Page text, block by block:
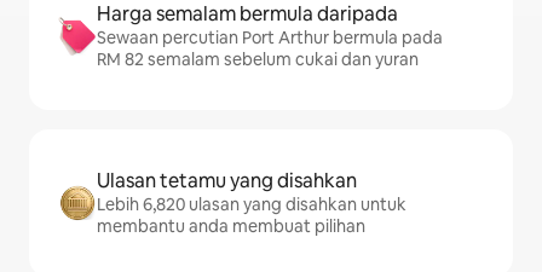
Harga semalam bermula daripada
Sewaan percutian Port Arthur bermula pada
RM 82 semalam sebelum cukai dan yuran
Ulasan tetamu yang disahkan
Lebih 6,820 ulasan yang disahkan untuk
membantu anda membuat pilihan